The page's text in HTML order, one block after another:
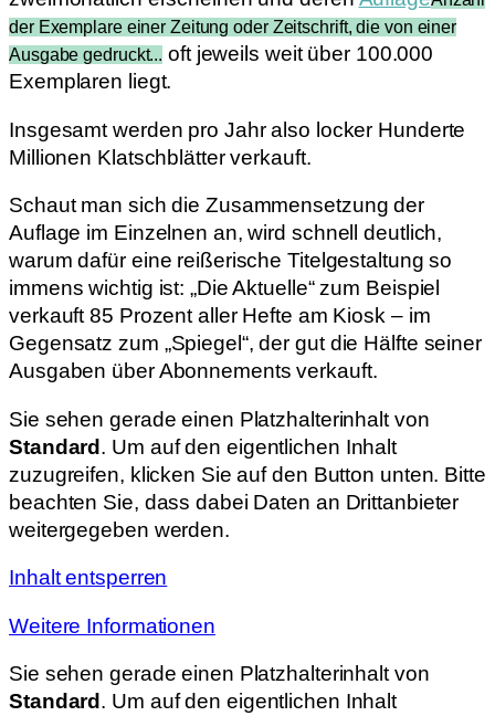
der Exemplare einer Zeitung oder Zeitschrift, die von einer
Ausgabe gedruckt... oft jeweils weit über 100.000
Exemplaren liegt.
Insgesamt werden pro Jahr also locker Hunderte
Millionen Klatschblätter verkauft.
Schaut man sich die Zusammensetzung der
Auflage im Einzelnen an, wird schnell deutlich,
warum dafür eine reißerische Titelgestaltung so
immens wichtig ist: „Die Aktuelle“ zum Beispiel
verkauft 85 Prozent aller Hefte am Kiosk – im
Gegensatz zum „Spiegel“, der gut die Hälfte seiner
Ausgaben über Abonnements verkauft.
Sie sehen gerade einen Platzhalterinhalt von
Standard . Um auf den eigentlichen Inhalt
zuzugreifen, klicken Sie auf den Button unten. Bitte
beachten Sie, dass dabei Daten an Drittanbieter
weitergegeben werden.
Inhalt entsperren
Weitere Informationen
Sie sehen gerade einen Platzhalterinhalt von
Standard . Um auf den eigentlichen Inhalt